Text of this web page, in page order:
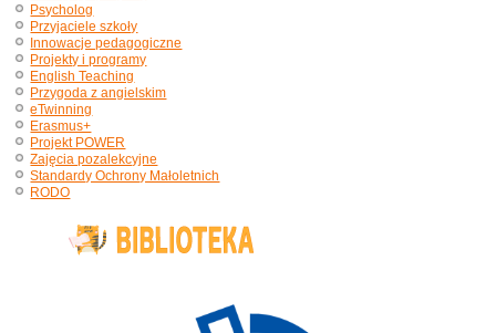
Psycholog
Przyjaciele szkoły
Innowacje pedagogiczne
Projekty i programy
English Teaching
Przygoda z angielskim
eTwinning
Erasmus+
Projekt POWER
Zajęcia pozalekcyjne
Standardy Ochrony Małoletnich
RODO